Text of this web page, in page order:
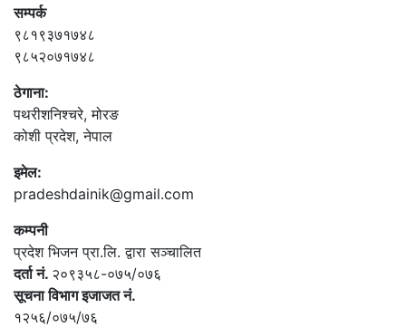
सम्पर्क
९८१९३७१७४८
९८५२०७१७४८
ठेगाना:
पथरीशनिश्‍चरे, मोरङ
कोशी प्रदेश, नेपाल
इमेल:
pradeshdainik@gmail.com
कम्पनी
प्रदेश भिजन प्रा.लि. द्वारा सञ्‍चालित
दर्ता नं. २०९३५८-०७५/०७६
सूचना विभाग इजाजत नं.
१२५६/०७५/७६